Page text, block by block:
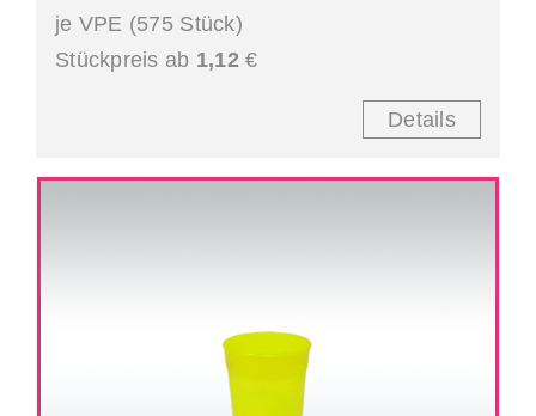
je VPE (575 Stück)
Stückpreis ab 1,12€
Details